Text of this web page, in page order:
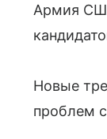
Армия
Новые
проблем